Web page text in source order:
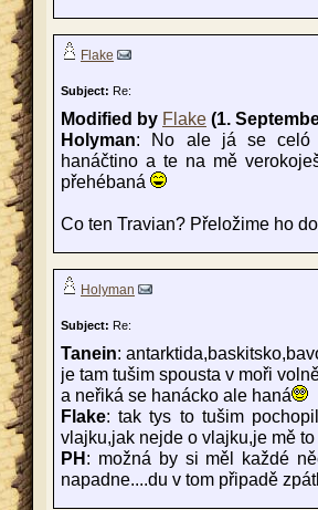
Flake
Subject: Re:
Modified by Flake (1.
Holyman: No ale já se celó
hanáčtino a te na mě
přehébaná
Co ten Travian? Přeložime ho
Holyman
Subject: Re:
Tanein:
je tam tušim spousta v moři
a neřiká se hanácko ale haná
Flake: tak tys to tušim
vlajku,jak nejde o vlajku,je mě to
PH: možná by si měl každé
napadne....du v tom připadě